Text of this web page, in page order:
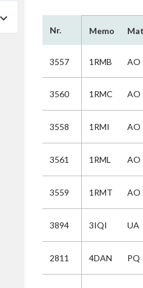
Nr. Memo arrow_drop_down
3557 1RMB AO
3560 1RMC AO
3558 1RMI AO
3561 1RML AO
3559 1RMT AO
3894 3IQI UA
2811 4DAN PQ